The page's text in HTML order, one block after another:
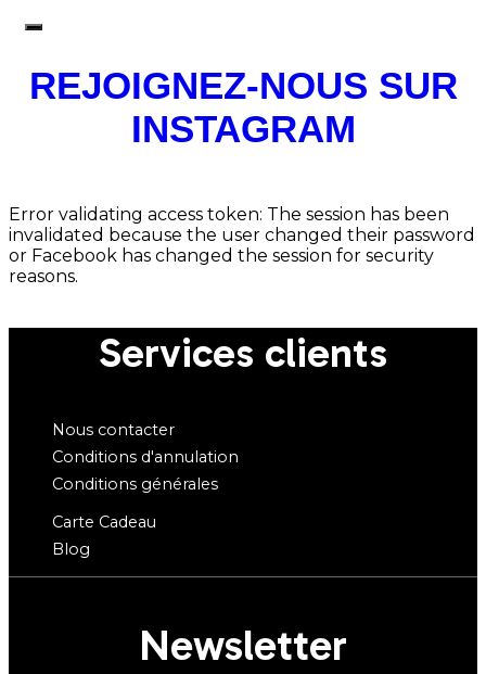
REJOIGNEZ-NOUS SUR
INSTAGRAM
Error validating access token: The session has been
invalidated because the user changed their password
or Facebook has changed the session for security
reasons.
Services clients
Nous contacter
Conditions d'annulation
Conditions générales
Carte Cadeau
Blog
Newsletter